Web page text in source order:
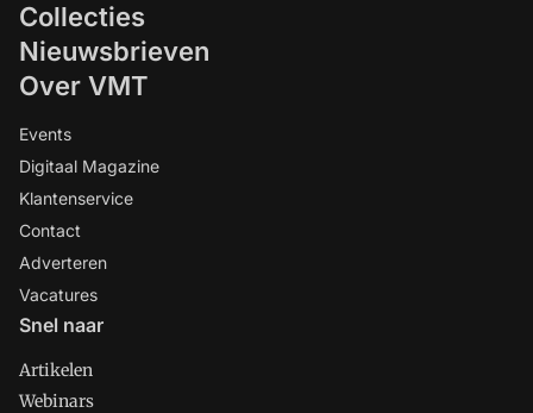
Collecties
Nieuwsbrieven
Over VMT
Events
Digitaal Magazine
Klantenservice
Contact
Adverteren
Vacatures
Snel naar
Artikelen
Webinars